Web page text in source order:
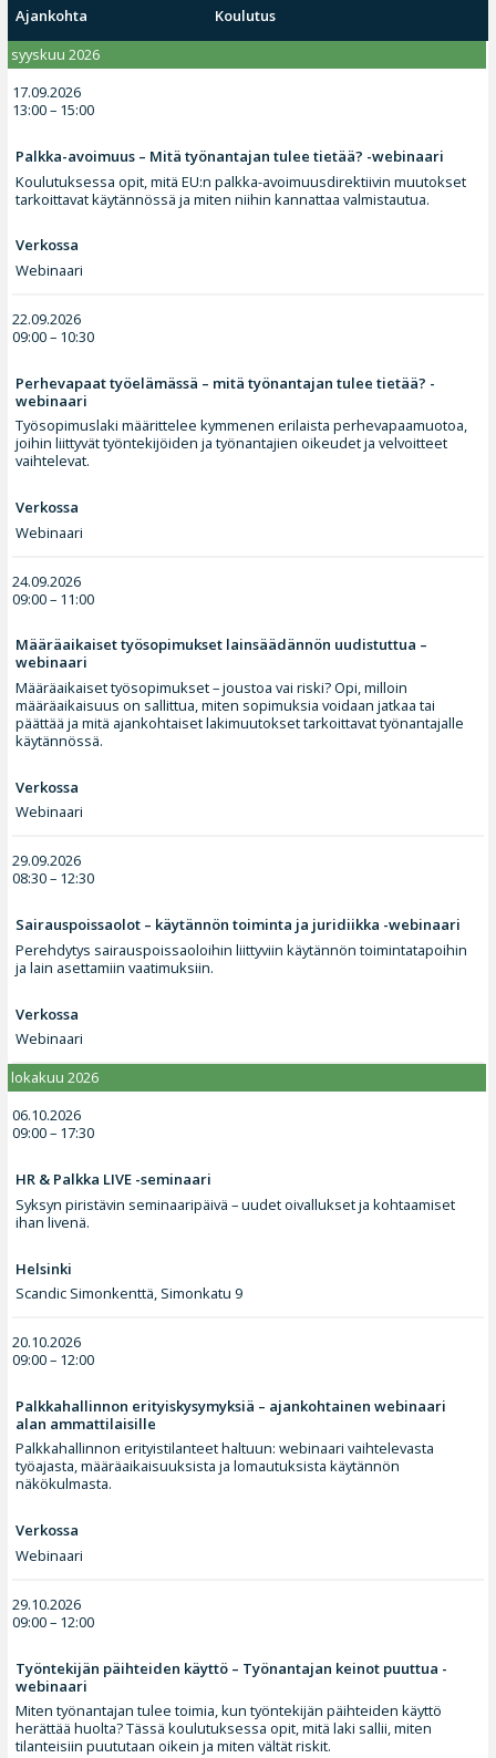
Ajankohta
Koulutus
syyskuu 2026
17.09.2026
13:00 – 15:00
Palkka-avoimuus – Mitä työnantajan tulee tietää? -webinaari
Koulutuksessa opit, mitä EU:n palkka-avoimuusdirektiivin muutokset
tarkoittavat käytännössä ja miten niihin kannattaa valmistautua.
Verkossa
Webinaari
22.09.2026
09:00 – 10:30
Perhevapaat työelämässä – mitä työnantajan tulee tietää? -
webinaari
Työsopimuslaki määrittelee kymmenen erilaista perhevapaamuotoa,
joihin liittyvät työntekijöiden ja työnantajien oikeudet ja velvoitteet
vaihtelevat.
Verkossa
Webinaari
24.09.2026
09:00 – 11:00
Määräaikaiset työsopimukset lainsäädännön uudistuttua –
webinaari
Määräaikaiset työsopimukset – joustoa vai riski? Opi, milloin
määräaikaisuus on sallittua, miten sopimuksia voidaan jatkaa tai
päättää ja mitä ajankohtaiset lakimuutokset tarkoittavat työnantajalle
käytännössä.
Verkossa
Webinaari
29.09.2026
08:30 – 12:30
Sairauspoissaolot – käytännön toiminta ja juridiikka -webinaari
Perehdytys sairauspoissaoloihin liittyviin käytännön toimintatapoihin
ja lain asettamiin vaatimuksiin.
Verkossa
Webinaari
lokakuu 2026
06.10.2026
09:00 – 17:30
HR & Palkka LIVE -seminaari
Syksyn piristävin seminaaripäivä – uudet oivallukset ja kohtaamiset
ihan livenä.
Helsinki
Scandic Simonkenttä, Simonkatu 9
20.10.2026
09:00 – 12:00
Palkkahallinnon erityiskysymyksiä – ajankohtainen webinaari
alan ammattilaisille
Palkkahallinnon erityistilanteet haltuun: webinaari vaihtelevasta
työajasta, määräaikaisuuksista ja lomautuksista käytännön
näkökulmasta.
Verkossa
Webinaari
29.10.2026
09:00 – 12:00
Työntekijän päihteiden käyttö – Työnantajan keinot puuttua -
webinaari
Miten työnantajan tulee toimia, kun työntekijän päihteiden käyttö
herättää huolta? Tässä koulutuksessa opit, mitä laki sallii, miten
tilanteisiin puututaan oikein ja miten vältät riskit.